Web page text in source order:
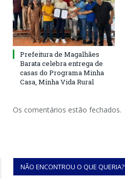
Prefeitura de Magalhães
Barata celebra entrega de
casas do Programa Minha
Casa, Minha Vida Rural
Os comentários estão fechados.
NÃO ENCONTROU O QUE QUERIA?